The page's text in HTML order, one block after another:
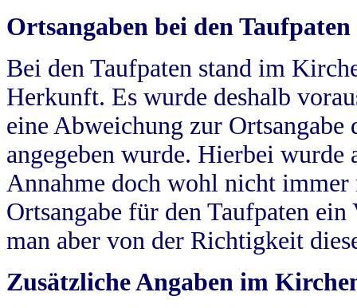
Ortsangaben bei den Taufpaten
Bei den Taufpaten stand im
Herkunft. Es wurde deshalb
eine Abweichung zur
angegeben wurde. Hierbei wurde
Annahme doch wohl nicht
Ortsangabe für den Taufpaten
man aber von der Richtigkeit
Zusätzliche Angaben im